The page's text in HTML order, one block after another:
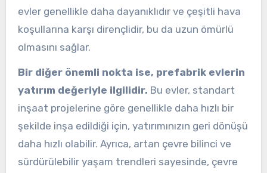
evler genellikle daha dayanıklıdır ve çeşitli hava
koşullarına karşı dirençlidir, bu da uzun ömürlü
olmasını sağlar.
Bir diğer önemli nokta ise, prefabrik evlerin
yatırım değeriyle ilgilidir. Bu evler, standart
inşaat projelerine göre genellikle daha hızlı bir
şekilde inşa edildiği için, yatırımınızın geri dönüşü
daha hızlı olabilir. Ayrıca, artan çevre bilinci ve
sürdürülebilir yaşam trendleri sayesinde, çevre